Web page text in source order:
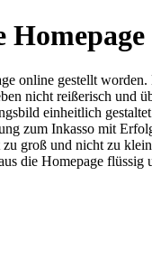
Homepage
online gestellt
nicht reißerisch
einheitlich
zum Inkasso mit
groß und nicht zu
die Homepage